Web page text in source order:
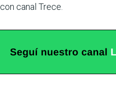
canal Trece.